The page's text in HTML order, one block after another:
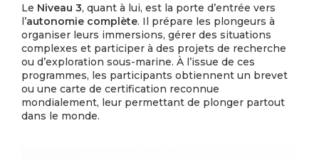
Le Niveau 3, quant à lui, est la porte d’entrée vers
l’autonomie complète. Il prépare les plongeurs à
organiser leurs immersions, gérer des situations
complexes et participer à des projets de recherche
ou d’exploration sous-marine. À l’issue de ces
programmes, les participants obtiennent un brevet
ou une carte de certification reconnue
mondialement, leur permettant de plonger partout
dans le monde.